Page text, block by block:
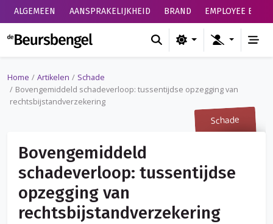
ALGEMEEN AANSPRAKELIJKHEID BRAND EMPLOYEE
de Beursbengel
Home Artikelen
Schade
Bovengemiddeld schadeverloop: tussentijdse opzegging van
rechtsbijstandverzekering
Schade
Bovengemiddeld
schadeverloop: tussentijdse
opzegging van
rechtsbijstandverzekering